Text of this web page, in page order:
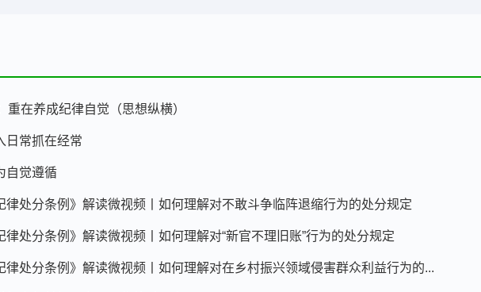
重在养成纪律自觉（思想纵横）
日常抓在经常
自觉遵循
律处分条例》解读微视频丨如何理解对不敢斗争临阵退缩行为的处分规定
律处分条例》解读微视频丨如何理解对“新官不理旧账”行为的处分规定
律处分条例》解读微视频丨如何理解对在乡村振兴领域侵害群众利益行为的...